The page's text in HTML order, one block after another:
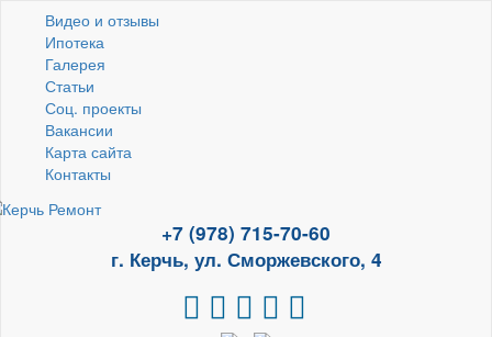
Видео и отзывы
Ипотека
Галерея
Статьи
Соц. проекты
Вакансии
Карта сайта
Контакты
+7 (978) 715-70-60
г. Керчь, ул. Сморжевского, 4